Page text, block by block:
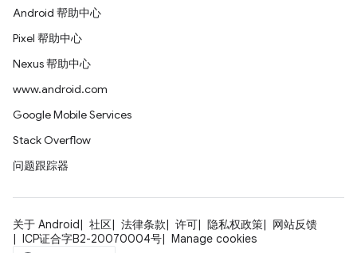
Android 帮助中心
Pixel 帮助中心
Nexus 帮助中心
www.android.com
Google Mobile Services
Stack Overflow
问题跟踪器
关于 Android 社区 法律条款 许可 隐私权政策
网站反馈
ICP证合字B2-20070004号
Manage cookies